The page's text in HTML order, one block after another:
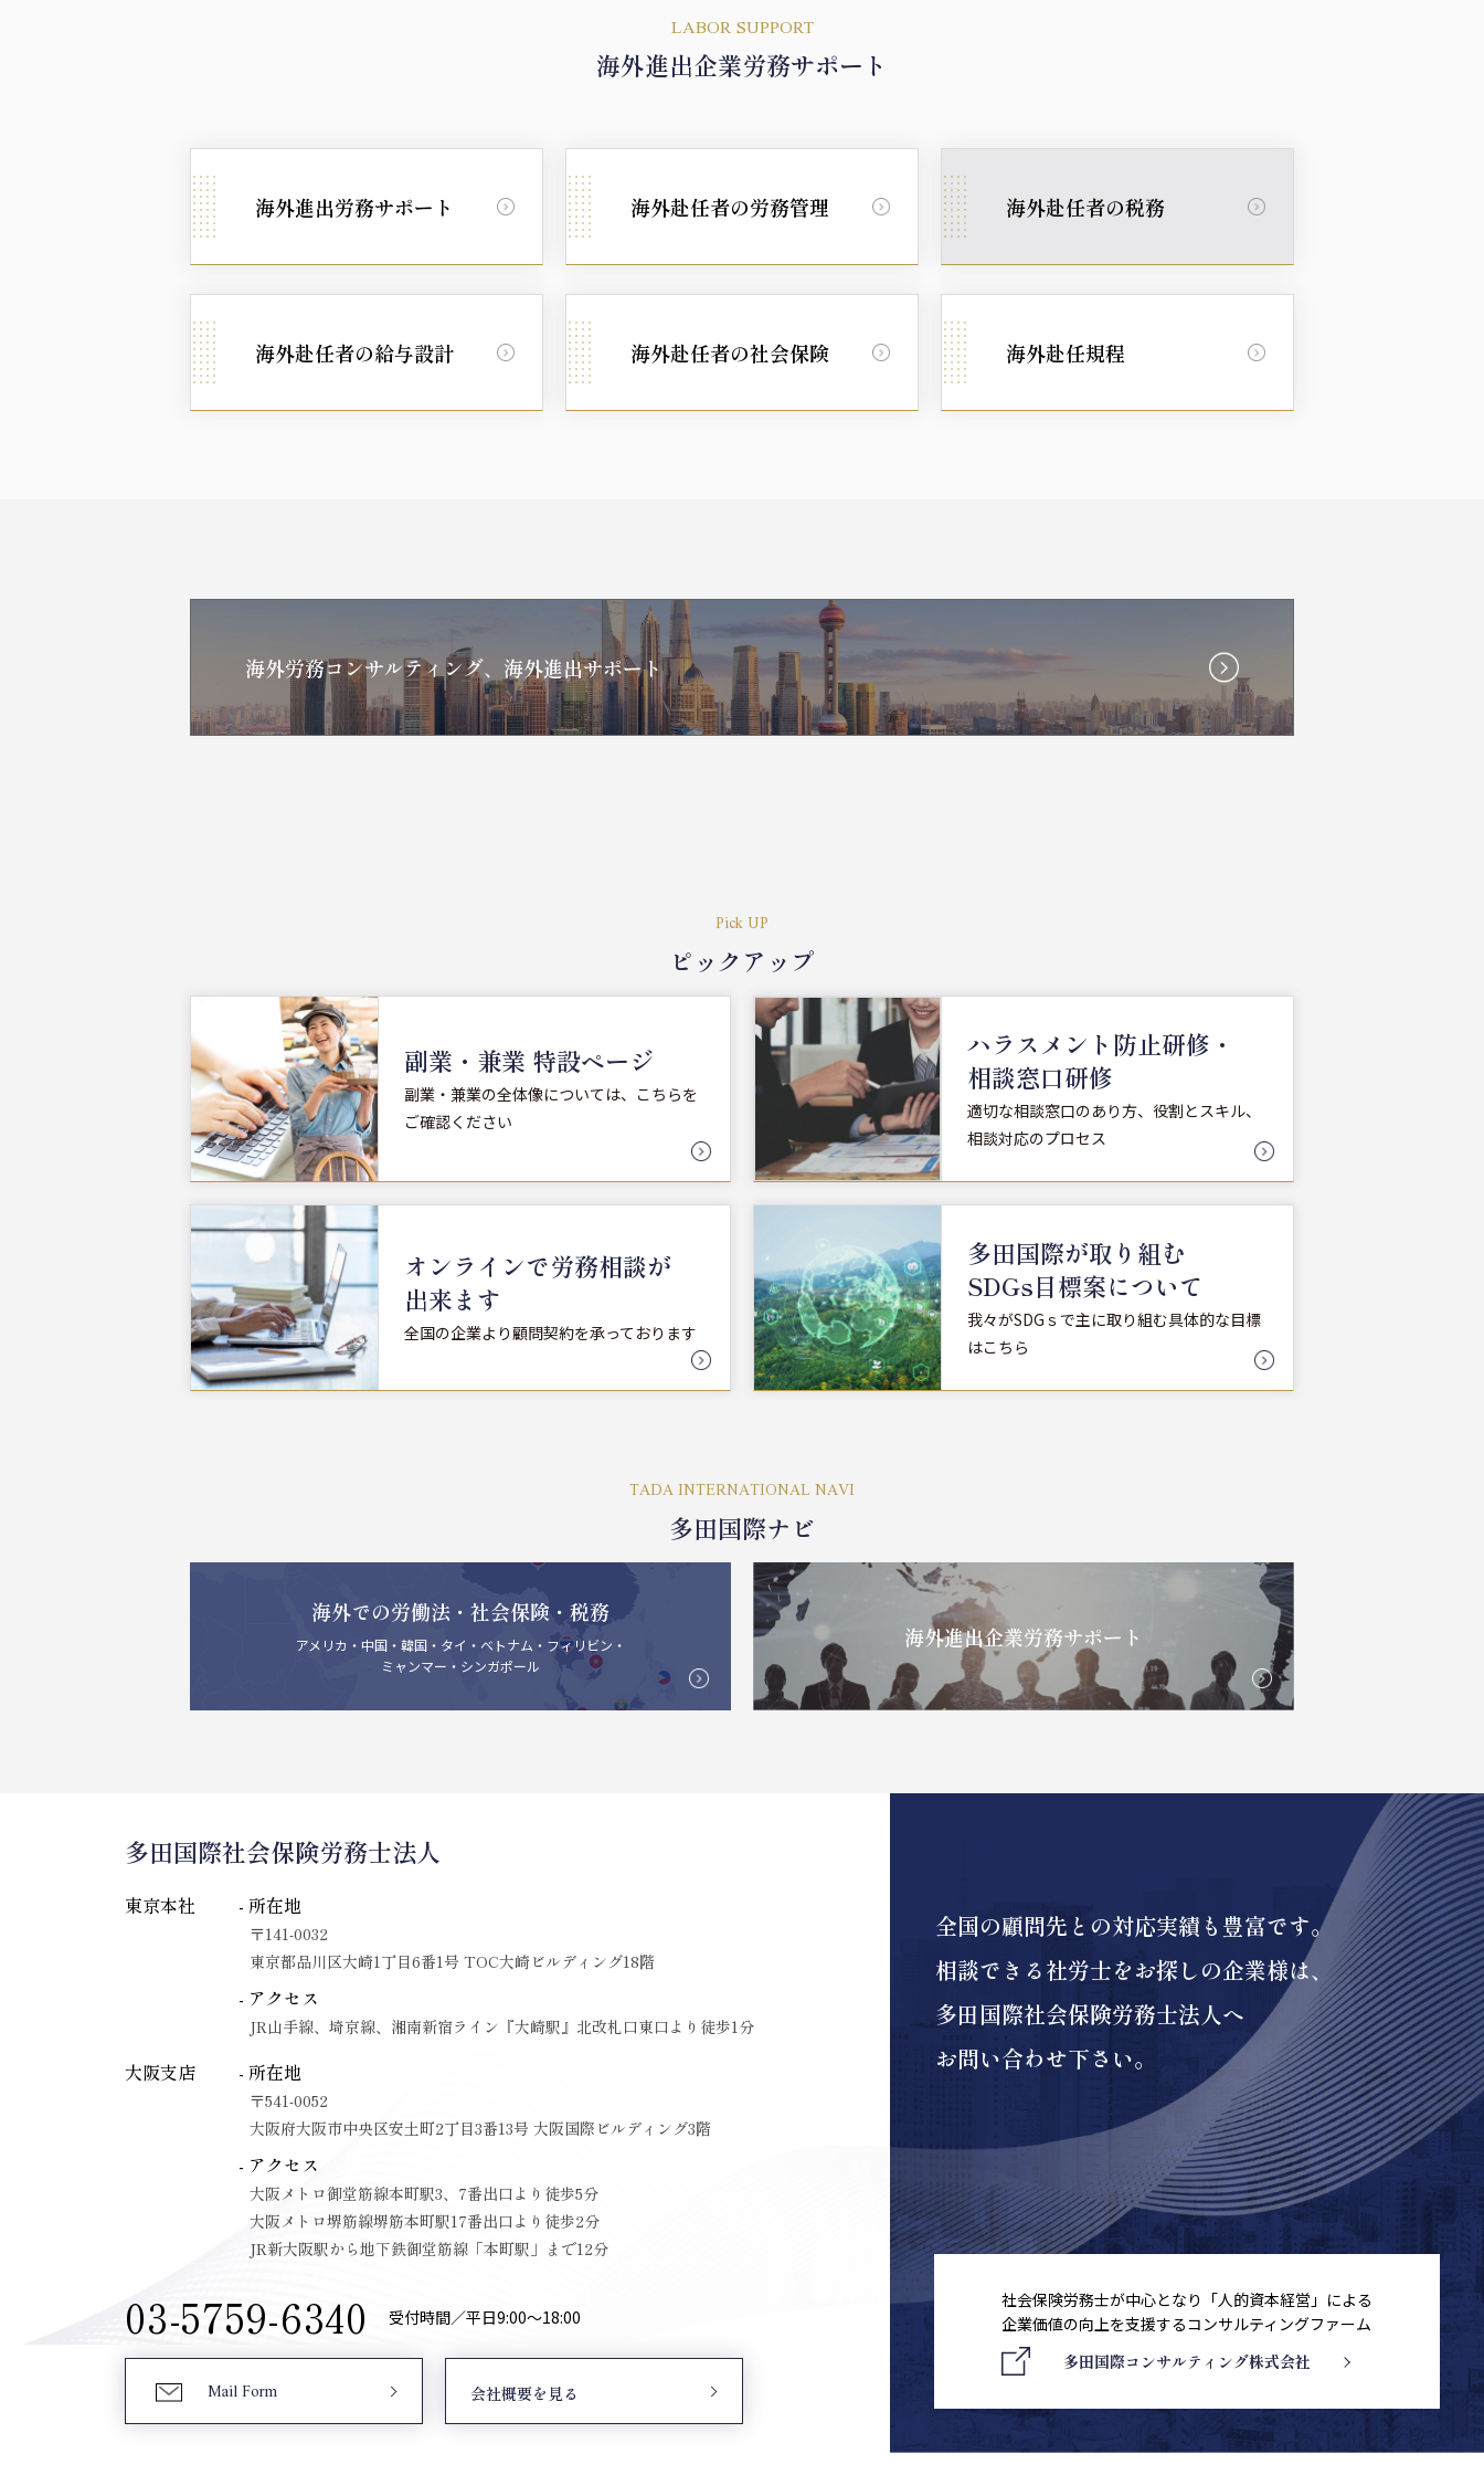
LABOR SUPPORT
海外進出企業労務サポート
海外進出労務サポート 海外赴任者の労務管理 海外赴任者の税務
海外赴任者の給与設計 海外赴任者の社会保険 海外赴任規程
海外労務コンサルティング、 海外進出サポート
Pick UP
ピックアップ
副業・兼業 特設ページ
副業・兼業の全体像については、こちらを
ご確認ください
ハラスメント防止研修・
相談窓口研修
適切な相談窓口のあり方、役割とスキル、
相談対応のプロセス
オンラインで労務相談が
出来ます
全国の企業より顧問契約を承っております
多田国際が取り組む
SDGs目標案について
我々がSDGｓで主に取り組む具体的な目標
はこちら
TADA INTERNATIONAL NAVI
多田国際ナビ
海外での労働法・社会保険・税務
アメリカ・中国・韓国・タイ・ベトナム・フィリビン・
ミャンマー・シンガポール
海外進出企業労務サポート
多田国際社会保険労務士法人
東京本社 - 所在地
〒141-0032
東京都品川区大崎1丁目6番1号 TOC大崎ビルディング18階
- アクセス
JR山手線、埼京線、湘南新宿ライン『大崎駅』北改札口東口より徒歩1分
大阪支店 - 所在地
〒541-0052
大阪府大阪市中央区安土町2丁目3番13号 大阪国際ビルディング3階
- アクセス
大阪メトロ御堂筋線本町駅3、7番出口より徒歩5分
大阪メトロ堺筋線堺筋本町駅17番出口より徒歩2分
JR新大阪駅から地下鉄御堂筋線「本町駅」まで12分
03-5759-6340 受付時間／平日9:00〜18:00
Mail Form 会社概要を見る
全国の顧問先との対応実績も豊富です。
相談できる社労士をお探しの企業様は、
多田国際社会保険労務士法人へ
お問い合わせ下さい。
社会保険労務士が中心となり「人的資本経営」による
企業価値の向上を支援するコンサルティングファーム
多田国際コンサルティング株式会社